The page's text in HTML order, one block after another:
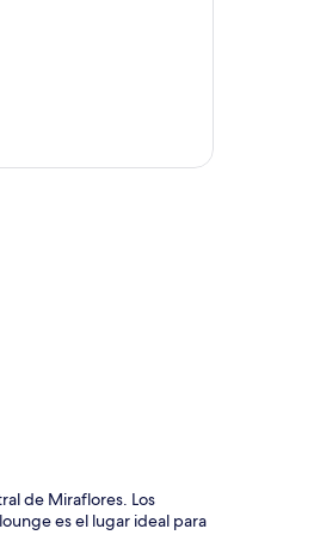
de Miraflores. Los
es el lugar ideal para